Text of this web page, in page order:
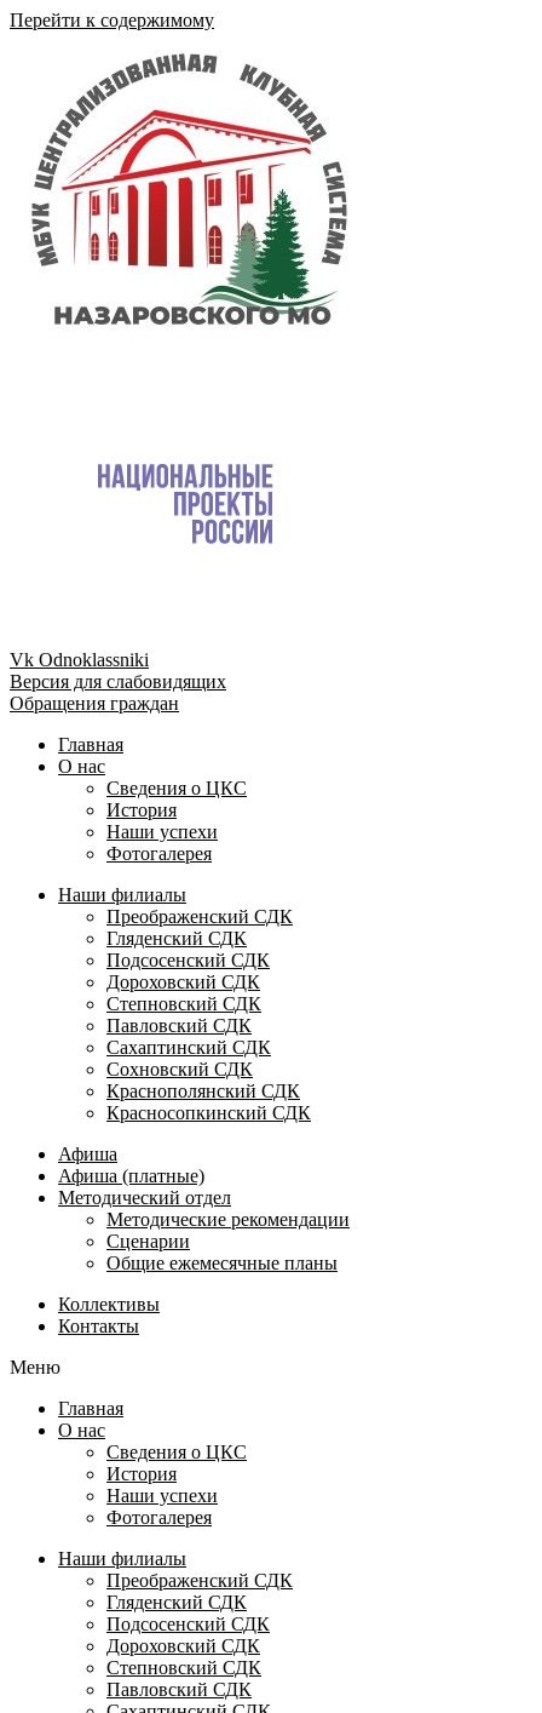
Перейти к содержимому
Vk Odnoklassniki
Версия для слабовидящих
Обращения граждан
Главная
О нас
Сведения о ЦКС
История
Наши успехи
Фотогалерея
Наши филиалы
Преображенский СДК
Гляденский СДК
Подсосенский СДК
Дороховский СДК
Степновский СДК
Павловский СДК
Сахаптинский СДК
Сохновский СДК
Краснополянский СДК
Красносопкинский СДК
Афиша
Афиша (платные)
Методический отдел
Методические рекомендации
Сценарии
Общие ежемесячные планы
Коллективы
Контакты
Меню
Главная
О нас
Сведения о ЦКС
История
Наши успехи
Фотогалерея
Наши филиалы
Преображенский СДК
Гляденский СДК
Подсосенский СДК
Дороховский СДК
Степновский СДК
Павловский СДК